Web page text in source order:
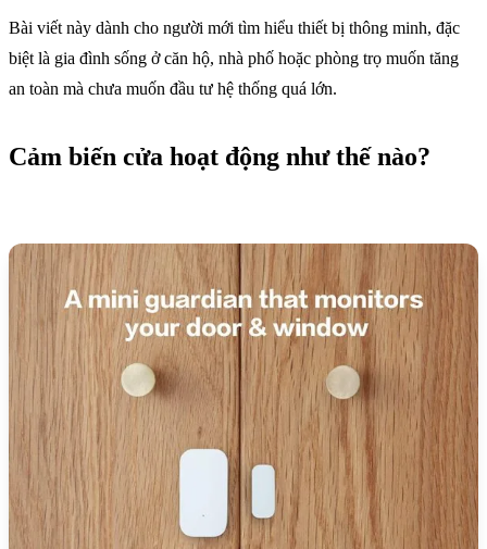
Bài viết này dành cho người mới tìm hiểu thiết bị thông minh, đặc
biệt là gia đình sống ở căn hộ, nhà phố hoặc phòng trọ muốn tăng
an toàn mà chưa muốn đầu tư hệ thống quá lớn.
Cảm biến cửa hoạt động như thế nào?